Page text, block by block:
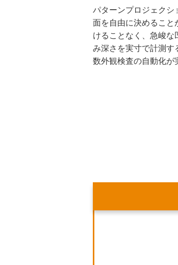
パターンプロジェクシ
面を自由に決めること
けることなく、急峻な
み深さを実寸で計測す
数外観検査の自動化が